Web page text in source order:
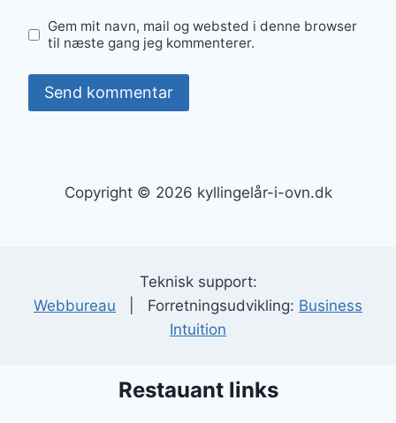
Gem mit navn, mail og websted i denne browser
til næste gang jeg kommenterer.
Copyright © 2026 kyllingelår-i-ovn.dk
Teknisk support:
Webbureau | Forretningsudvikling: Business
Intuition
Restauant links